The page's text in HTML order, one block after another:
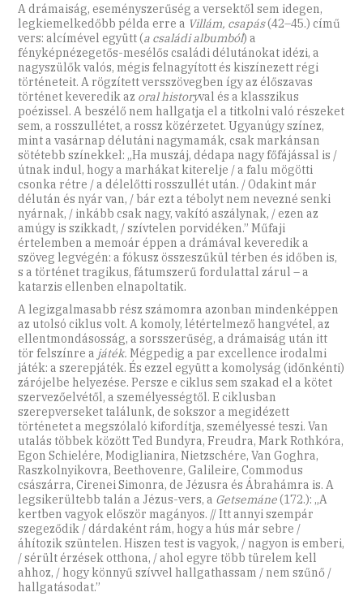
A drámaiság, eseményszerűség a versektől sem idegen,
legkiemelkedőbb példa erre a Villám, csapás(42–45.) című
vers: alcímével együtt (a családi albumból) a
fényképnézegetős-mesélős családi délutánokat idézi, a
nagyszülők valós, mégis felnagyított és kiszínezett régi
történeteit. A rögzített versszövegben így az élőszavas
történet keveredik az oral historyval és a klasszikus
poézissel. A beszélő nem hallgatja el a titkolni való részeket
sem, a rosszullétet, a rossz közérzetet. Ugyanúgy színez,
mint a vasárnap délutáni nagymamák, csak markánsan
sötétebb színekkel: „Ha muszáj, dédapa nagy főfájással is /
útnak indul, hogy a marhákat kiterelje / a falu mögötti
csonka rétre / a délelőtti rosszullét után. / Odakint már
délután és nyár van, / bár ezt a tébolyt nem nevezné senki
nyárnak, / inkább csak nagy, vakító aszálynak, / ezen az
amúgy is szikkadt, / szívtelen porvidéken.” Műfaji
értelemben a memoár éppen a drámával keveredik a
szöveg legvégén: a fókusz összeszűkül térben és időben is,
s a történet tragikus, fátumszerű fordulattal zárul – a
katarzis ellenben elnapoltatik.
A legizgalmasabb rész számomra azonban mindenképpen
az utolsó ciklus volt. A komoly, létértelmező hangvétel, az
ellentmondásosság, a sorsszerűség, a drámaiság után itt
tör felszínre a játék.Mégpedig a par excellence irodalmi
játék: a szerepjáték. És ezzel együtt a komolyság (időnkénti)
zárójelbe helyezése. Persze e ciklus sem szakad el a kötet
szervezőelvétől, a személyességtől. E ciklusban
szerepverseket találunk, de sokszor a megidézett
történetet a megszólaló kifordítja, személyessé teszi. Van
utalás többek között Ted Bundyra, Freudra, Mark Rothkóra,
Egon Schielére, Modiglianira, Nietzschére, Van Goghra,
Raszkolnyikovra, Beethovenre, Galileire, Commodus
császárra, Cirenei Simonra, de Jézusra és Ábrahámra is. A
legsikerültebb talán a Jézus-vers, a Getsemáne(172.): „A
kertben vagyok először magányos. // Itt annyi szempár
szegeződik / dárdaként rám, hogy a hús már sebre /
áhítozik szüntelen. Hiszen test is vagyok, / nagyon is emberi,
/ sérült érzések otthona, / ahol egyre több türelem kell
ahhoz, / hogy könnyű szívvel hallgathassam / nem szűnő /
hallgatásodat.”